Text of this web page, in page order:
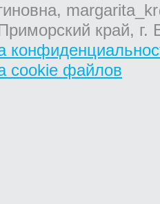
край,
cookie файлов